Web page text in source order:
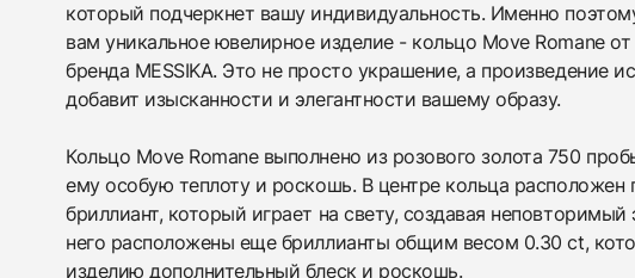
438
285
145
142
205
204
195
150
6
который подчеркнет вашу индивидуальность. Именно
вам уникальное ювелирное изделие - кольцо Move Romane от
бренда MESSIKA. Это не просто украшение, а произведение
добавит изысканности и элегантности вашему образу.
Кольцо Move Romane выполнено из розового золота 750
ему особую теплоту и роскошь. В центре кольца
бриллиант, который играет на свету, создавая неповторимый
него расположены еще бриллианты общим весом 0.30 ct,
изделию дополнительный блеск и роскошь.